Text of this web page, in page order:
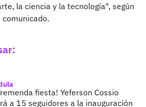
la ciencia y la tecnología", según
fiesta! Yeferson Cossio
a 15 seguidores a la inauguración